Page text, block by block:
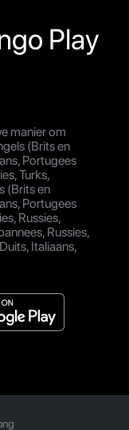
Play
manier om
(Brits en
Portugees
Turks,
(Brits en
Portugees
Russies,
Russies,
Italiaans,